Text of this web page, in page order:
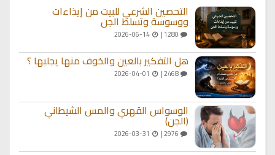
التحصين الشرعي للبيت من إيذاءات
ووسوسة وتسلط الجن
2026-06-14
هل التفكير بالعين والخوف منها يجلبها ؟
2468 |
الوسواس القهري والمس الشيطاني
(الجن)